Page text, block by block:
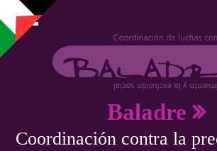
Pasar al contenido principal
Baladre
Coordinación contra la